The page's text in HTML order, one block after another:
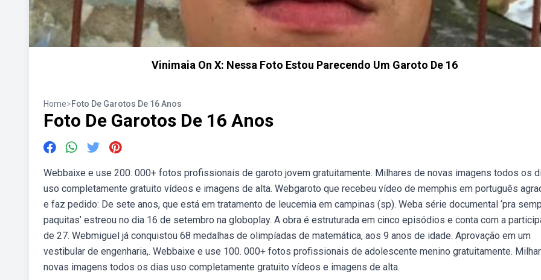
Vinimaia On X: Nessa Foto Estou Parecendo Um Garoto De 16
Home>Foto De Garotos De 16 Anos
Foto De Garotos De 16 Anos
Webbaixe e use 200. 000+ fotos profissionais de garoto jovem gratuitamente. Milhares de novas imagens todos os
uso completamente gratuito vídeos e imagens de alta. Webgaroto que recebeu vídeo de memphis em português
e faz pedido: De sete anos, que está em tratamento de leucemia em campinas (sp). Weba série documental ‘pra
paquitas’ estreou no dia 16 de setembro na globoplay. A obra é estruturada em cinco episódios e conta com a
de 27. Webmiguel já conquistou 68 medalhas de olimpíadas de matemática, aos 9 anos de idade. Aprovação em um
vestibular de engenharia,. Webbaixe e use 100. 000+ fotos profissionais de adolescente menino gratuitamente.
novas imagens todos os dias uso completamente gratuito vídeos e imagens de alta.